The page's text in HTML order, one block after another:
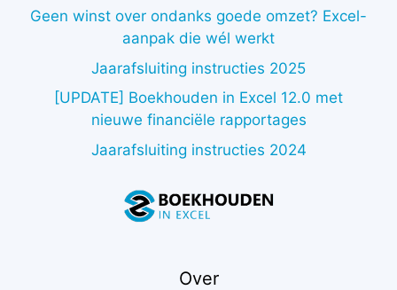
Geen winst over ondanks goede omzet? Excel-
aanpak die wél werkt
Jaarafsluiting instructies 2025
[UPDATE] Boekhouden in Excel 12.0 met
nieuwe financiële rapportages
Jaarafsluiting instructies 2024
Over